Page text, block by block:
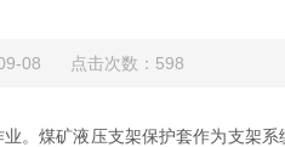
09-08 点击次数：598
煤矿液压支架保护套作为支架